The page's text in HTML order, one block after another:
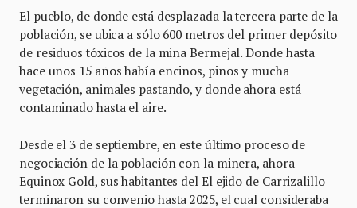
El pueblo, de donde está desplazada la tercera parte de la
población, se ubica a sólo 600 metros del primer depósito
de residuos tóxicos de la mina Bermejal. Donde hasta
hace unos 15 años había encinos, pinos y mucha
vegetación, animales pastando, y donde ahora está
contaminado hasta el aire.
Desde el 3 de septiembre, en este último proceso de
negociación de la población con la minera, ahora
Equinox Gold, sus habitantes del El ejido de Carrizalillo
terminaron su convenio hasta 2025, el cual consideraba